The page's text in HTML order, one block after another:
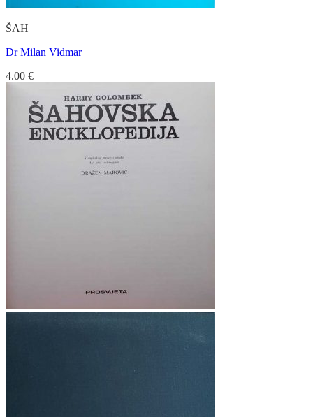
ŠAH
Dr Milan Vidmar
4.00 €